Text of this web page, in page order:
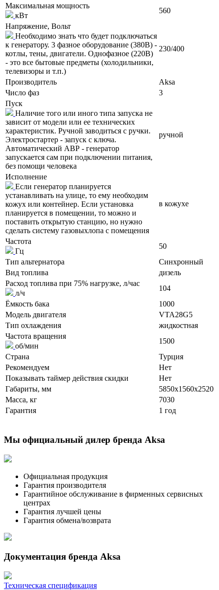
Максимальная мощность
кВт
560
Напряжение, Вольт
Необходимо знать что будет подключаться
к генератору. 3 фазное оборудование (380В) -
котлы, тены, двигатели. Однофазное (220В)
- это все бытовые предметы (холодильники,
телевизоры и т.п.)
230/400
Производитель
Aksa
Число фаз
3
Пуск
Наличие того или иного типа запуска не
зависит от модели или ее технических
характеристик. Ручной заводиться с ручки.
Электростартер - запуск с ключа.
Автоматический АВР - генератор
запускается сам при подключении питания,
без помощи человека
ручной
Исполнение
Если генератор планируется
устанавливать на улице, то ему необходим
кожух или контейнер. Если установка
планируется в помещении, то можно и
поставить открытую станцию, но нужно
сделать систему газовыхлопа с помещения
в кожухе
Частота
Гц
50
Тип альтернатора
Синхронный
Вид топлива
дизель
Расход топлива при 75% нагрузке, л/час
л/ч
104
Ёмкость бака
1000
Модель двигателя
VTA28G5
Тип охлаждения
жидкостная
Частота вращения
об/мин
1500
Страна
Турция
Рекомендуем
Нет
Показывать таймер действия скидки
Нет
Габариты, мм
5850x1560x2520
Масса, кг
7030
Гарантия
1 год
Мы официальный дилер бренда Aksa
Официальная продукция
Гарантия производителя
Гарантийное обслуживание в фирменных сервисных
центрах
Гарантия лучшей цены
Гарантия обмена/возврата
Документация бренда Aksa
Техническая спецификация